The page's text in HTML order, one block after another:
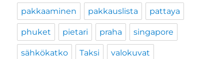
pakkaaminen pakkauslista pattaya
phuket pietari praha singapore
sähkökatko Taksi valokuvat